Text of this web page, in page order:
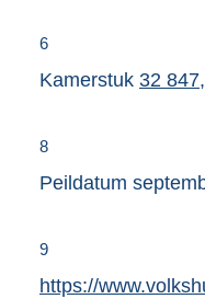
n
6
Kamerstuk 32
8
Peildatum
9
E
https://